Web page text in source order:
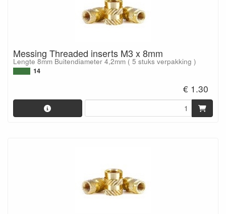
Messing Threaded inserts M3 x 8mm
Lengte 8mm Buitendiameter 4,2mm ( 5 stuks verpakking )
14
€ 1.30